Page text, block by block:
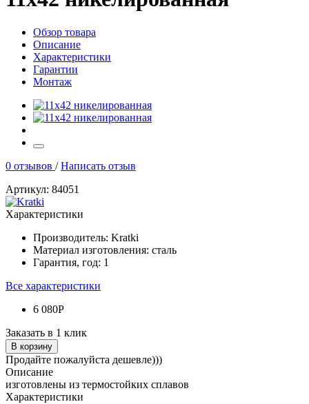
Обзор товара
Описание
Характеристики
Гарантии
Монтаж
0 отзывов /Написать отзыв
Артикул: 84051
Характеристики
Производитель: Kratki
Материал изготовления: сталь
Гарантия, год: 1
Все характеристики
6 080Р
Заказать в 1 клик
В корзину
Продайте пожалуйста дешевле)))
Описание
изготовлены из термостойких сплавов
Характеристики